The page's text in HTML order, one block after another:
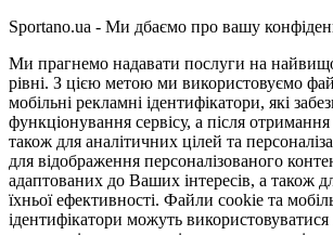
Sportano.ua - Ми дбаємо про вашу
Ми прагнемо надавати послуги на
рівні. З цією метою ми використовуємо
мобільні рекламні ідентифікатори, які
функціонування сервісу, а після
також для аналітичних цілей та
для відображення персоналізованого
адаптованих до Ваших інтересів, а також
їхньої ефективності. Файли cookie та
ідентифікатори можуть використовуватися